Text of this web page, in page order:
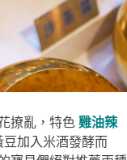
撩亂，特色 雞油辣
豆加入米酒發酵而